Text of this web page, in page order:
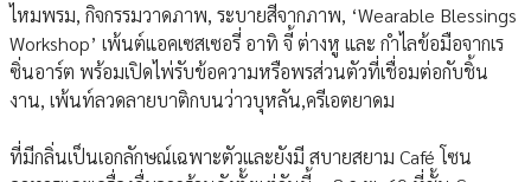
ไหมพรม, กิจกรรมวาดภาพ, ระบายสีจากภาพ, ‘Wearable Blessings
Workshop’ เพ้นต์แอคเซสเซอรี่ อาทิ จี้ ต่างหู และ กำไลข้อมือจากเร
ซิ่นอาร์ต พร้อมเปิดไพ่รับข้อความหรือพรส่วนตัวที่เชื่อมต่อกับชิ้น
งาน, เพ้นท์ลวดลายบาติกบนว่าวบุหลัน,ครีเอตยาดม
ที่มีกลิ่นเป็นเอกลักษณ์เฉพาะตัวและยังมี สบายสยาม Café โซน